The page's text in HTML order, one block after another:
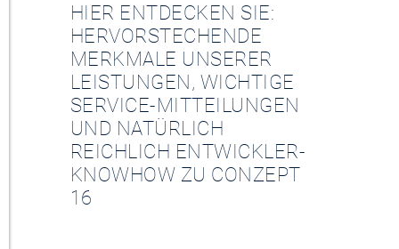
HIER ENTDECKEN SIE:
HERVORSTECHENDE
MERKMALE UNSERER
LEISTUNGEN, WICHTIGE
SERVICE-MITTEILUNGEN
UND NATÜRLICH
REICHLICH ENTWICKLER-
KNOWHOW ZU CONZEPT
16